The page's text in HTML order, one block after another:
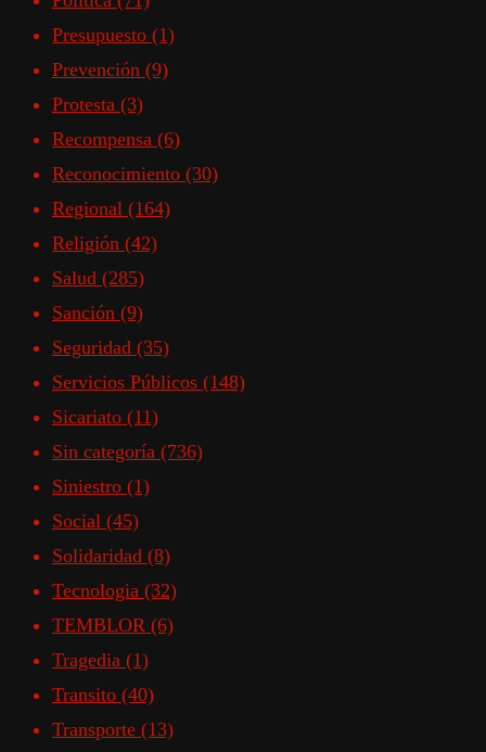
Presupuesto (1)
Prevención (9)
Protesta (3)
Recompensa (6)
Reconocimiento (30)
Regional (164)
Religión (42)
Salud (285)
Sanción (9)
Seguridad (35)
Servicios Públicos (148)
Sicariato (11)
Sin categoría (736)
Siniestro (1)
Social (45)
Solidaridad (8)
Tecnologia (32)
TEMBLOR (6)
Tragedia (1)
Transito (40)
Transporte (13)